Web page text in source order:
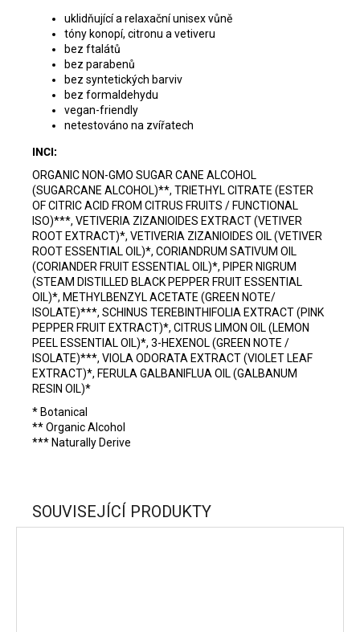
uklidňující a relaxační unisex vůně
tóny konopí, citronu a vetiveru
bez ftalátů
bez parabenů
bez syntetických barviv
bez formaldehydu
vegan-friendly
netestováno na zvířatech
INCI:
ORGANIC NON-GMO SUGAR CANE ALCOHOL
(SUGARCANE ALCOHOL)**, TRIETHYL CITRATE (ESTER
OF CITRIC ACID FROM CITRUS FRUITS / FUNCTIONAL
ISO)***, VETIVERIA ZIZANIOIDES EXTRACT (VETIVER
ROOT EXTRACT)*, VETIVERIA ZIZANIOIDES OIL (VETIVER
ROOT ESSENTIAL OIL)*, CORIANDRUM SATIVUM OIL
(CORIANDER FRUIT ESSENTIAL OIL)*, PIPER NIGRUM
(STEAM DISTILLED BLACK PEPPER FRUIT ESSENTIAL
OIL)*, METHYLBENZYL ACETATE (GREEN NOTE/
ISOLATE)***, SCHINUS TEREBINTHIFOLIA EXTRACT (PINK
PEPPER FRUIT EXTRACT)*, CITRUS LIMON OIL (LEMON
PEEL ESSENTIAL OIL)*, 3-HEXENOL (GREEN NOTE /
ISOLATE)***, VIOLA ODORATA EXTRACT (VIOLET LEAF
EXTRACT)*, FERULA GALBANIFLUA OIL (GALBANUM
RESIN OIL)*
* Botanical
** Organic Alcohol
*** Naturally Derive
SOUVISEJÍCÍ PRODUKTY